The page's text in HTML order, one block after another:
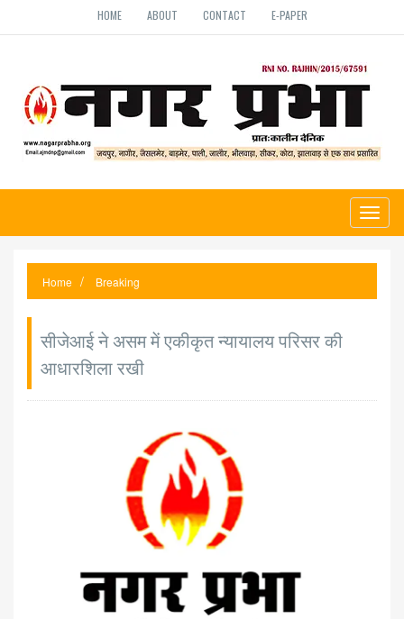
HOME ABOUT CONTACT E-PAPER
Home Breaking
सीजेआई ने असम में एकीकृत न्यायालय परिसर की
आधारशिला रखी